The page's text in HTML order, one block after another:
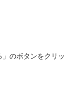
のボタンをクリ